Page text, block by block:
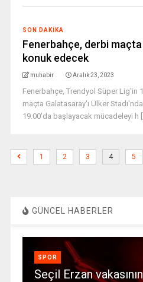
SON DAKIKA
Fenerbahçe, derbi maçta
konuk edecek
muhabir Aralık 23, 2023
Fenerbahçe, Trendyol Süper Lig'in
maçta Galatasaray'ı Ülker
19.00'da başlayacak mücadeleyi h
1 2 3 4 5
GÜNCEL HABERLER
SPOR
Seçil Erzan